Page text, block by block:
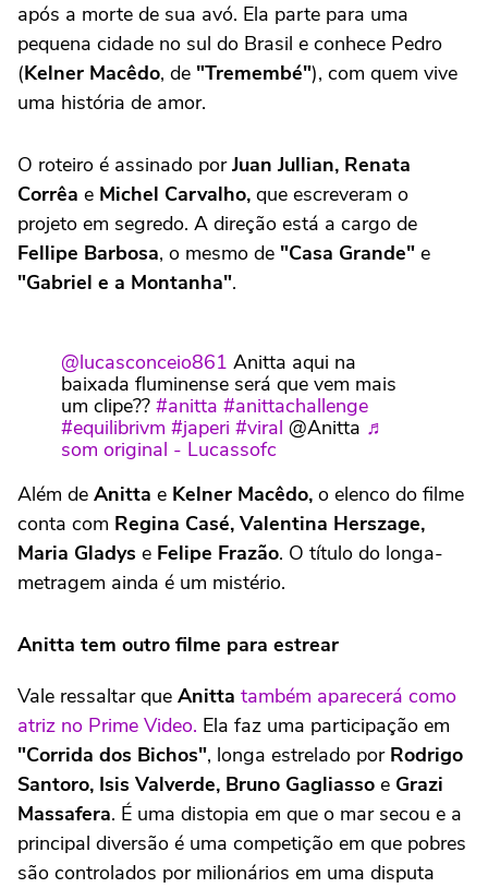
após a morte de sua avó. Ela parte para uma
pequena cidade no sul do Brasil e conhece Pedro
(Kelner Macêdo, de "Tremembé"), com quem vive
uma história de amor.
O roteiro é assinado porJuan Jullian, Renata
Corrêa e Michel Carvalho, que escreveram o
projeto em segredo. A direção está a cargo de
Fellipe Barbosa, o mesmo de "Casa Grande" e
"Gabriel e a Montanha".
@lucasconceio861 Anitta aqui na
baixada fluminense será que vem mais
um clipe?? #anitta #anittachallenge
#equilibrivm #japeri #viral @Anitta ♬
som original - Lucassofc
Além de Anitta e Kelner Macêdo, o elenco do filme
conta com Regina Casé, Valentina Herszage,
Maria Gladys e Felipe Frazão. O título do longa-
metragem ainda é um mistério.
Anitta tem outro filme para estrear
Vale ressaltar que Anitta também aparecerá como
atriz no Prime Video. Ela faz uma participação em
"Corrida dos Bichos", longa estrelado por Rodrigo
Santoro, Isis Valverde, Bruno Gagliasso e Grazi
Massafera. É uma distopia em que o mar secou e a
principal diversão é uma competição em que pobres
são controlados por milionários em uma disputa